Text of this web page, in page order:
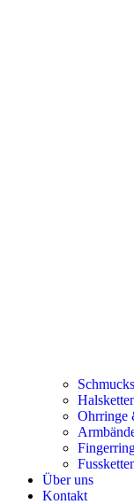
Ohrringe
Über uns
Kontakt